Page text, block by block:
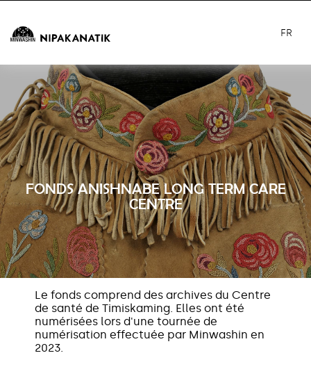
FR
FONDS ANISHNABE LONG TERM CARE
CENTRE
Le fonds comprend des archives du Centre
de santé de Timiskaming. Elles ont été
numérisées lors d'une tournée de
numérisation effectuée par Minwashin en
2023.